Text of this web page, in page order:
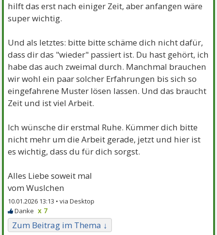
hilft das erst nach einiger Zeit, aber anfangen wäre
super wichtig.
Und als letztes: bitte bitte schäme dich nicht dafür,
dass dir das "wieder" passiert ist. Du hast gehört, ich
habe das auch zweimal durch. Manchmal brauchen
wir wohl ein paar solcher Erfahrungen bis sich so
eingefahrene Muster lösen lassen. Und das braucht
Zeit und ist viel Arbeit.
Ich wünsche dir erstmal Ruhe. Kümmer dich bitte
nicht mehr um die Arbeit gerade, jetzt und hier ist
es wichtig, dass du für dich sorgst.
Alles Liebe soweit mal
vom Wuslchen
10.01.2026 13:13 •
x 7
Zum Beitrag im Thema ↓